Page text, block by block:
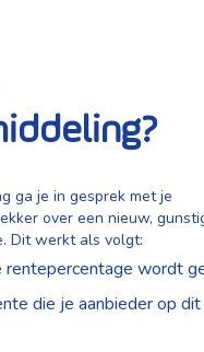
ga je in gesprek met je
over een nieuw,
Dit werkt als volgt:
rentepercentage wordt
die je aanbieder op